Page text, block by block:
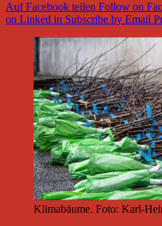
Auf Facebook teilen Follow on
on Linked in Subscribe by Email
Klimabäume. Foto: Karl-